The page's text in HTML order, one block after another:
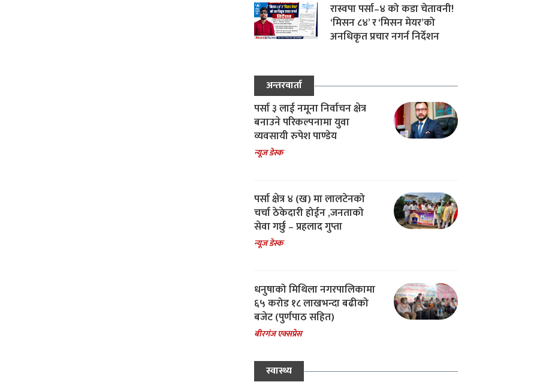
रास्वपा पर्सा–४ को कडा चेतावनी!
‘मिसन ८४’ र ‘मिसन मेयर’को
अनधिकृत प्रचार नगर्न निर्देशन
अन्तरवार्ता
पर्सा ३ लाई नमूना निर्वाचन क्षेत्र
बनाउने परिकल्पनामा युवा
व्यवसायी रुपेश पाण्डेय
न्यूज डेस्क
पर्सा क्षेत्र ४ (ख) मा लालटेनको
चर्चा ठेकेदारी होईन ,जनताको
सेवा गर्छु – प्रहलाद गुप्ता
न्यूज डेस्क
धनुषाको मिथिला नगरपालिकामा
६५ करोड १८ लाखभन्दा बढीको
बजेट (पुर्णपाठ सहित)
बीरगंज एक्सप्रेस
स्वास्थ्य